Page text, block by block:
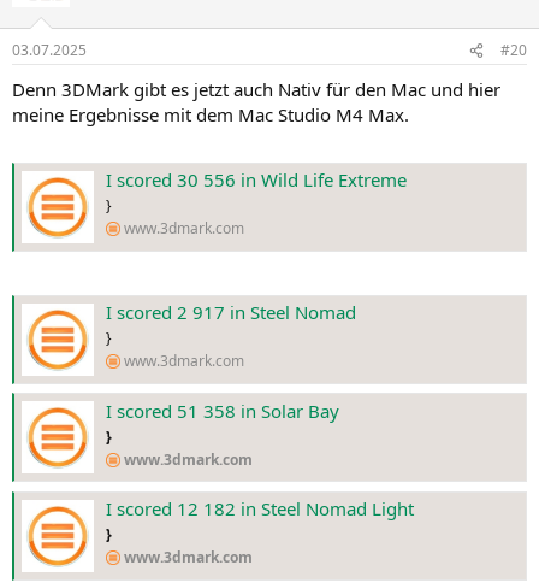
e
:
03.07.2025 #20
Denn 3DMark gibt es jetzt auch Nativ für den Mac und hier
meine Ergebnisse mit dem Mac Studio M4 Max.
I scored 30 556 in Wild Life Extreme
}
www.3dmark.com
I scored 2 917 in Steel Nomad
}
www.3dmark.com
I scored 51 358 in Solar Bay
}
www.3dmark.com
I scored 12 182 in Steel Nomad Light
}
www.3dmark.com